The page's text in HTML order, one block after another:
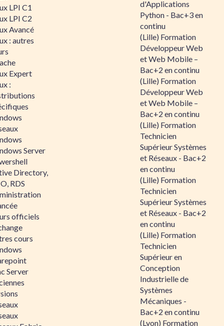
LPI C1
LPI C2
Avancé
: autres
Expert
:
Server
Directory,
RDS
officiels
cours
Server
d'Applications
Python - Bac+3 en
continu
(Lille) Formation
Développeur Web
et Web Mobile –
Bac+2 en continu
(Lille) Formation
Développeur Web
et Web Mobile –
Bac+2 en continu
(Lille) Formation
Technicien
Supérieur Systèmes
et Réseaux - Bac+2
en continu
(Lille) Formation
Technicien
Supérieur Systèmes
et Réseaux - Bac+2
en continu
(Lille) Formation
Technicien
Supérieur en
Conception
Industrielle de
Systèmes
Mécaniques -
Bac+2 en continu
(Lyon) Formation